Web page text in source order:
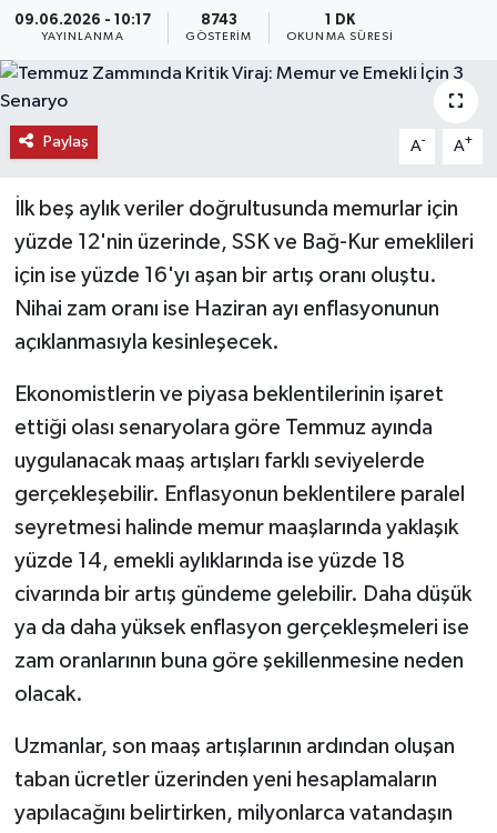
09.06.2026 - 10:17
YAYINLANMA
8743
GÖSTERIM
1 DK
OKUNMA SÜRESI
Paylaş A- A+
İlk beş aylık veriler doğrultusunda memurlar için
yüzde 12'nin üzerinde, SSK ve Bağ-Kur emeklileri
için ise yüzde 16'yı aşan bir artış oranı oluştu.
Nihai zam oranı ise Haziran ayı enflasyonunun
açıklanmasıyla kesinleşecek.
Ekonomistlerin ve piyasa beklentilerinin işaret
ettiği olası senaryolara göre Temmuz ayında
uygulanacak maaş artışları farklı seviyelerde
gerçekleşebilir. Enflasyonun beklentilere paralel
seyretmesi halinde memur maaşlarında yaklaşık
yüzde 14, emekli aylıklarında ise yüzde 18
civarında bir artış gündeme gelebilir. Daha düşük
ya da daha yüksek enflasyon gerçekleşmeleri ise
zam oranlarının buna göre şekillenmesine neden
olacak.
Uzmanlar, son maaş artışlarının ardından oluşan
taban ücretler üzerinden yeni hesaplamaların
yapılacağını belirtirken, milyonlarca vatandaşın
MAGAZİN
SAĞLIK
SPOR
TEKNOLOJİ
TİCARET
YAŞAM